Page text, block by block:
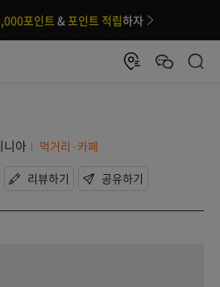
포인트&포인트 적립하자
니아
먹거리·카페
리뷰하기 공유하기